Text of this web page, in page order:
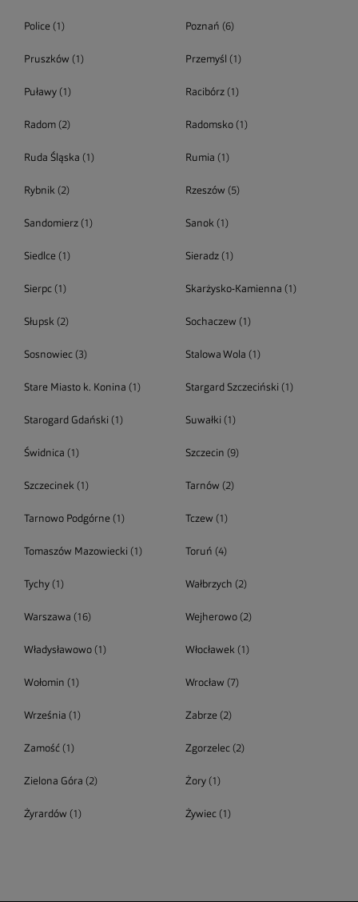
Police (1) Poznań (6)
Pruszków (1) Przemyśl (1)
Puławy (1) Racibórz(1)
Radom (2) Radomsko(1)
Ruda Śląska (1) Rumia (1)
Rybnik (2) Rzeszów (5)
Sandomierz (1) Sanok(1)
Siedlce (1) Sieradz(1)
Sierpc (1) Skarżysko-Kamienna (1)
Słupsk (2) Sochaczew (1)
Sosnowiec (3) Stalowa Wola (1)
Stare Miasto k. Konina (1) Stargard Szczeciński (1)
Starogard Gdański (1) Suwałki (1)
Świdnica (1) Szczecin (9)
Szczecinek (1) Tarnów (2)
Tarnowo Podgórne (1) Tczew (1)
Tomaszów Mazowiecki (1) Toruń (4)
Tychy (1) Wałbrzych (2)
Warszawa (16) Wejherowo(2)
Władysławowo (1) Włocławek(1)
Wołomin (1) Wrocław (7)
Września (1) Zabrze (2)
Zamość (1) Zgorzelec(2)
Zielona Góra (2) Żory(1)
Żyrardów (1) Żywiec(1)